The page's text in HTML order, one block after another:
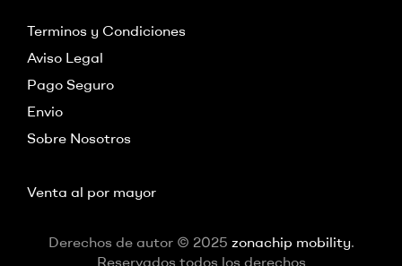
Terminos y Condiciones
Aviso Legal
Pago Seguro
Envio
Sobre Nosotros
Venta al por mayor
Derechos de autor © 2025 zonachip mobility.
Reservados todos los derechos